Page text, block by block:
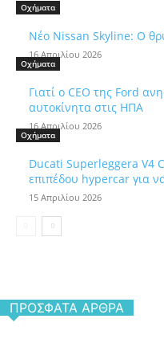
Οχήματα
Νέο Nissan Skyline: Ο
16 Απριλίου 2026
Οχήματα
Γιατί ο CEO της Ford
αυτοκίνητα στις ΗΠΑ
16 Απριλίου 2026
Οχήματα
Ducati Superleggera V4
επιπέδου hypercar για
15 Απριλίου 2026
ΠΡΌΣΦΑΤΑ ΆΡΘΡΑ